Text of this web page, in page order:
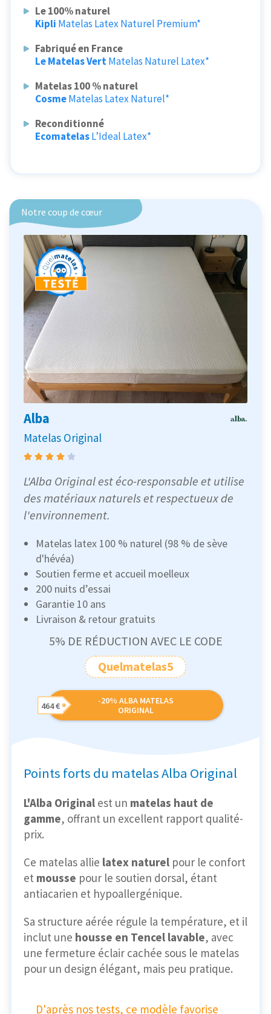
Le 100% naturel
Kipli Matelas Latex Naturel Premium*
Fabriqué en France
Le Matelas VertMatelas Naturel Latex*
Matelas 100 % naturel
CosmeMatelas Latex Naturel*
Reconditionné
EcomatelasL’Ideal Latex*
Notre coup de cœur
Alba
Matelas Original
L'Alba Original est éco-responsable et utilise
des matériaux naturels et respectueux de
l'environnement.
Matelas latex 100 % naturel (98 % de sève
d'hévéa)
Soutien ferme et accueil moelleux
200 nuits d’essai
Garantie 10 ans
Livraison & retour gratuits
5% DE RÉDUCTION AVEC LE CODE
Quelmatelas5
-20% ALBA MATELAS
ORIGINAL
464 €
Points forts du matelas Alba Original
L'Alba Original est un matelas haut de
gamme, offrant un excellent rapport qualité-
prix.
Ce matelas allie latex naturel pour le confort
et mousse pour le soutien dorsal, étant
antiacarien et hypoallergénique.
Sa structure aérée régule la température, et il
inclut une housse en Tencel lavable, avec
une fermeture éclair cachée sous le matelas
pour un design élégant, mais peu pratique.
D'après nos tests, ce modèle favorise